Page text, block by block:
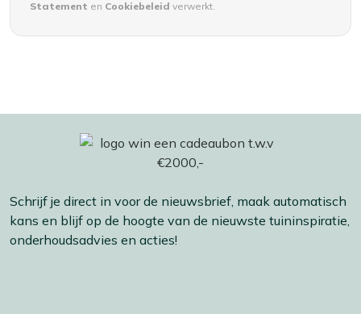
Statement en Cookiebeleid verwerkt.
Schrijf je direct in voor de nieuwsbrief, maak automatisch
kans en blijf op de hoogte van de nieuwste tuininspiratie,
onderhoudsadvies en acties!